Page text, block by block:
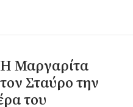
Μαργαρίτα
Σταύρο την
του